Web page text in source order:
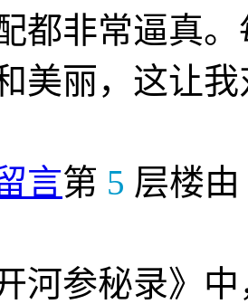
都非常逼真
美丽，这让
言第 5 层楼由
河参秘录》